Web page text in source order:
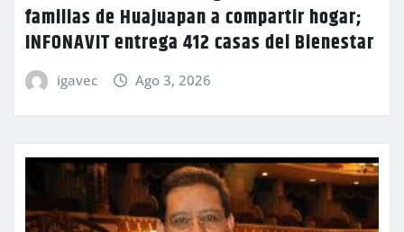
familias de Huajuapan a compartir hogar;
INFONAVIT entrega 412 casas del Bienestar
igavec Ago 3, 2026